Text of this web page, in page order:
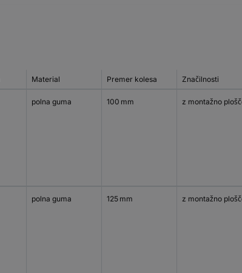
Material Premer kolesa Značilnosti
polna guma 100 mm z montažno
polna guma 125 mm z montažno